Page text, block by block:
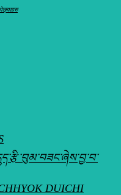
DUICHI